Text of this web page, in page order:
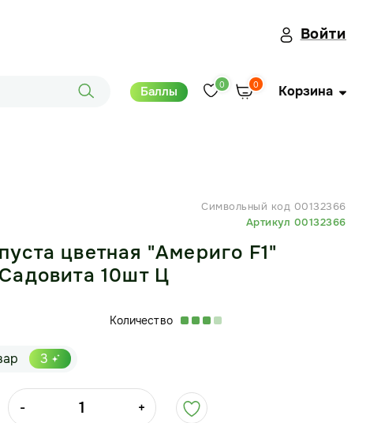
Войти
Баллы 0 0 Корзина
Символьный код 00132366
Артикул 00132366
цветная "Америго F1"
10шт Ц
Количество
3
- +